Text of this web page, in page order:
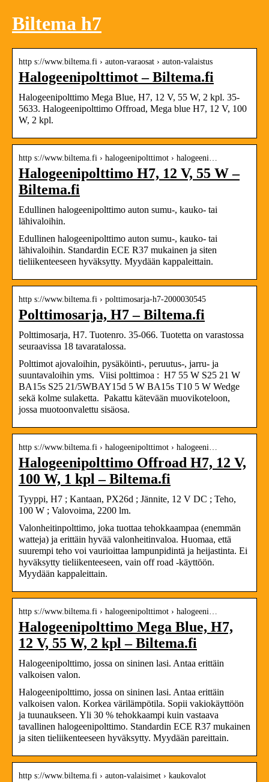
Biltema h7
http s://www.biltema.fi › auton-varaosat › auton-valaistus
Halogeenipolttimot – Biltema.fi
Halogeenipolttimo Mega Blue, H7, 12 V, 55 W, 2 kpl. 35-
5633. Halogeenipolttimo Offroad, Mega blue H7, 12 V, 100
W, 2 kpl.
http s://www.biltema.fi › halogeenipolttimot › halogeeni…
Halogeenipolttimo H7, 12 V, 55 W –
Biltema.fi
Edullinen halogeenipolttimo auton sumu-, kauko- tai
lähivaloihin.
Edullinen halogeenipolttimo auton sumu-, kauko- tai
lähivaloihin. Standardin ECE R37 mukainen ja siten
tieliikenteeseen hyväksytty. Myydään kappaleittain.
http s://www.biltema.fi › polttimosarja-h7-2000030545
Polttimosarja, H7 – Biltema.fi
Polttimosarja, H7. Tuotenro. 35-066. Tuotetta on varastossa
seuraavissa 18 tavaratalossa.
Polttimot ajovaloihin, pysäköinti-, peruutus-, jarru- ja
suuntavaloihin yms. Viisi polttimoa : H7 55 W S25 21 W
BA15s S25 21/5WBAY15d 5 W BA15s T10 5 W Wedge
sekä kolme sulaketta. Pakattu kätevään muovikoteloon,
jossa muotoonvalettu sisäosa.
http s://www.biltema.fi › halogeenipolttimot › halogeeni…
Halogeenipolttimo Offroad H7, 12 V,
100 W, 1 kpl – Biltema.fi
Tyyppi, H7 ; Kantaan, PX26d ; Jännite, 12 V DC ; Teho,
100 W ; Valovoima, 2200 lm.
Valonheitinpolttimo, joka tuottaa tehokkaampaa (enemmän
watteja) ja erittäin hyvää valonheitinvaloa. Huomaa, että
suurempi teho voi vaurioittaa lampunpidintä ja heijastinta. Ei
hyväksytty tieliikenteeseen, vain off road -käyttöön.
Myydään kappaleittain.
http s://www.biltema.fi › halogeenipolttimot › halogeeni…
Halogeenipolttimo Mega Blue, H7,
12 V, 55 W, 2 kpl – Biltema.fi
Halogeenipolttimo, jossa on sininen lasi. Antaa erittäin
valkoisen valon.
Halogeenipolttimo, jossa on sininen lasi. Antaa erittäin
valkoisen valon. Korkea värilämpötila. Sopii vakiokäyttöön
ja tuunaukseen. Yli 30 % tehokkaampi kuin vastaava
tavallinen halogeenipolttimo. Standardin ECE R37 mukainen
ja siten tieliikenteeseen hyväksytty. Myydään pareittain.
http s://www.biltema.fi › auton-valaisimet › kaukovalot